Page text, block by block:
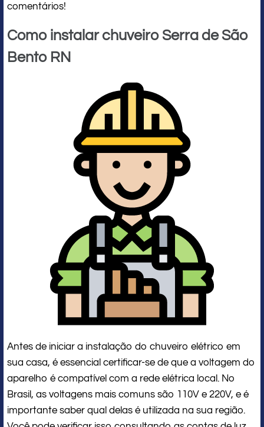
comentários!
Como instalar chuveiro Serra de São
Bento RN
Antes de iniciar a instalação do chuveiro elétrico em
sua casa, é essencial certificar-se de que a voltagem do
aparelho é compatível com a rede elétrica local. No
Brasil, as voltagens mais comuns são 110V e 220V, e é
importante saber qual delas é utilizada na sua região.